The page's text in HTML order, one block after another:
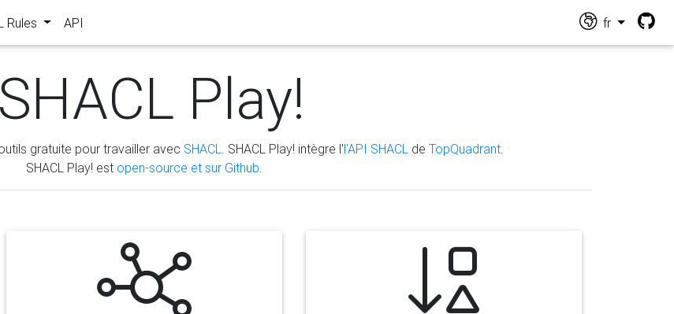
Rules API fr
SHACL Play!
gratuite pour travailler avec SHACL . SHACL Play! intègre l'l'API SHACL de TopQuadrant.
SHACL Play! est open-source et sur Github